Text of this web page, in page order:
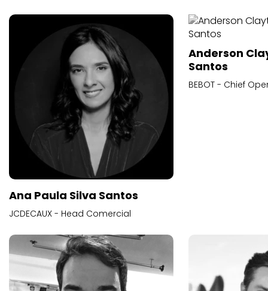
Ana Paula Silva Santos
JCDECAUX - Head Comercial
Anderson
Santos
BEBOT - Chief